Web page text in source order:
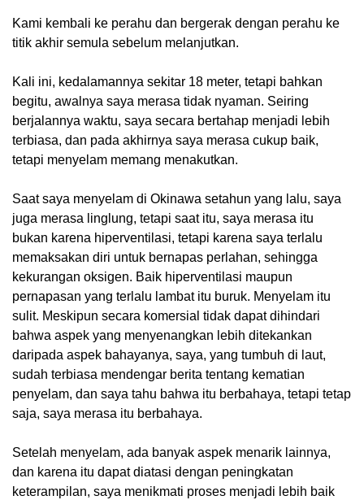
Kami kembali ke perahu dan bergerak dengan perahu ke
titik akhir semula sebelum melanjutkan.
Kali ini, kedalamannya sekitar 18 meter, tetapi bahkan
begitu, awalnya saya merasa tidak nyaman. Seiring
berjalannya waktu, saya secara bertahap menjadi lebih
terbiasa, dan pada akhirnya saya merasa cukup baik,
tetapi menyelam memang menakutkan.
Saat saya menyelam di Okinawa setahun yang lalu, saya
juga merasa linglung, tetapi saat itu, saya merasa itu
bukan karena hiperventilasi, tetapi karena saya terlalu
memaksakan diri untuk bernapas perlahan, sehingga
kekurangan oksigen. Baik hiperventilasi maupun
pernapasan yang terlalu lambat itu buruk. Menyelam itu
sulit. Meskipun secara komersial tidak dapat dihindari
bahwa aspek yang menyenangkan lebih ditekankan
daripada aspek bahayanya, saya, yang tumbuh di laut,
sudah terbiasa mendengar berita tentang kematian
penyelam, dan saya tahu bahwa itu berbahaya, tetapi tetap
saja, saya merasa itu berbahaya.
Setelah menyelam, ada banyak aspek menarik lainnya,
dan karena itu dapat diatasi dengan peningkatan
keterampilan, saya menikmati proses menjadi lebih baik